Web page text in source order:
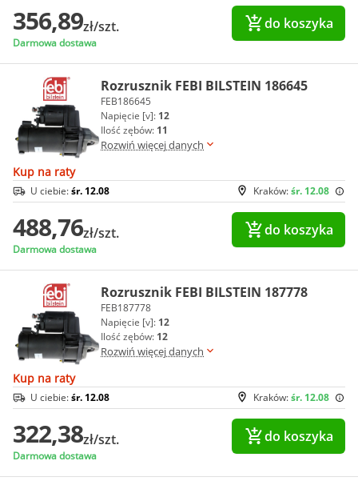
356,89zł/szt.
Darmowa dostawa
do koszyka
Rozrusznik FEBI BILSTEIN 186645
FEB186645
Napięcie [v]: 12
Ilość zębów: 11
Rozwiń więcej danych
Kup na raty
Kraków:śr. 12.08
U ciebie:śr. 12.08
488,76zł/szt.
Darmowa dostawa
do koszyka
Rozrusznik FEBI BILSTEIN 187778
FEB187778
Napięcie [v]: 12
Ilość zębów: 12
Rozwiń więcej danych
Kup na raty
Kraków:śr. 12.08
U ciebie:śr. 12.08
322,38zł/szt.
Darmowa dostawa
do koszyka